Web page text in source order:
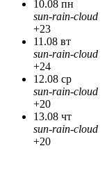
10.08 пн
sun-rain-cloud
+23
11.08 вт
sun-rain-cloud
+24
12.08 ср
sun-rain-cloud
+20
13.08 чт
sun-rain-cloud
+20